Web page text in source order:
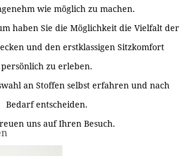
wie möglich zu machen.
haben Sie die Möglichkeit die Vielfalt der
und den erstklassigen Sitzkomfort
persönlich zu erleben.
an Stoffen selbst erfahren und nach
Bedarf entscheiden.
uns auf Ihren Besuch.